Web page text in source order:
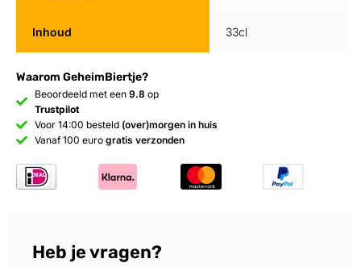
Waarom GeheimBiertje?
Beoordeeld met een 9.8 op
Trustpilot
Voor 14:00 besteld (over)morgen in huis
Vanaf 100 euro gratis verzonden
Inhoud 33cl
Heb je vragen?